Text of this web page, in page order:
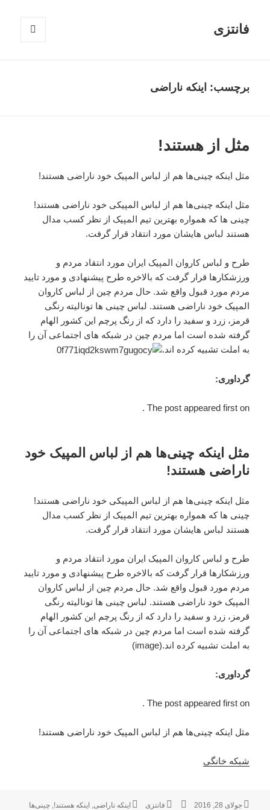
فانتزی
برچسب: اینکه ناراضی
مثل از هستند!
مثل اینکه چینی‌ها هم از لباس المپیک خود ناراضی هستند!
مثل اینکه چینی‌ها هم از لباس المپیکی خود ناراضی هستند!
چینی ها که همواره بهترین تیم المپیک از نظر کسب مدال
هستند لباس هایشان مورد انتقاد قرار گرفت.
طرح و لباس کاروان المپیک ایران مورد انتقاد مردم و
ورزشکارها قرار گرفت که بالاخره طرح پیشنهادی و مورد تایید
مردم مورد قبول واقع شد. حال مردم چین از لباس کاروان
المپیک خود ناراضی هستند. لباس چینی ها تونالیته رنگی
قرمز، زرد و سفید را دارد که از رنگ پرچم این کشور الهام
گرفته شده است اما مردم چین در شبکه های اجتماعی آن را
به املت تشبیه کرده اند.
گرداوری:
The post appeared first on .
مثل اینکه چینی‌ها هم از لباس المپیک خود
ناراضی هستند!
مثل اینکه چینی‌ها هم از لباس المپیکی خود ناراضی هستند!
چینی ها که همواره بهترین تیم المپیک از نظر کسب مدال
هستند لباس هایشان مورد انتقاد قرار گرفت.
طرح و لباس کاروان المپیک ایران مورد انتقاد مردم و
ورزشکارها قرار گرفت که بالاخره طرح پیشنهادی و مورد تایید
مردم مورد قبول واقع شد. حال مردم چین از لباس کاروان
المپیک خود ناراضی هستند. لباس چینی ها تونالیته رنگی
قرمز، زرد و سفید را دارد که از رنگ پرچم این کشور الهام
گرفته شده است اما مردم چین در شبکه های اجتماعی آن را
به املت تشبیه کرده اند.(image)
گرداوری:
The post appeared first on .
مثل اینکه چینی‌ها هم از لباس المپیک خود ناراضی هستند!
شبکه خانگی
ارسال
جولای 28, 2016 نویسندهدسته‌ها
فانتزی برچسب‌ها
اینکه ناراضی, اینکه هستند!,چینی‌ها